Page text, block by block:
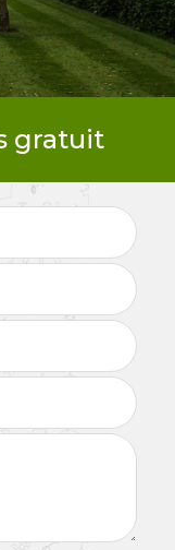
gratuit